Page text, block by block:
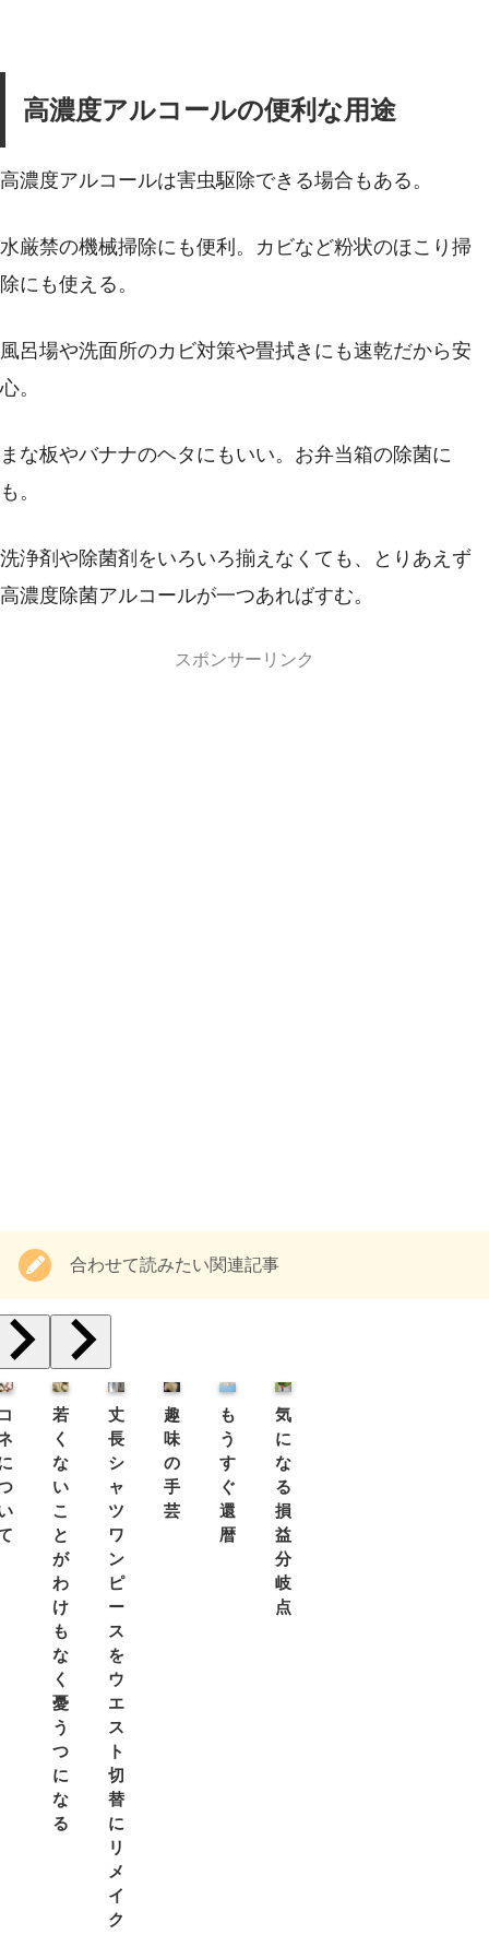
高濃度アルコールの便利な用途
高濃度アルコールは害虫駆除できる場合もある。
水厳禁の機械掃除にも便利。カビなど粉状のほこり掃
除にも使える。
風呂場や洗面所のカビ対策や畳拭きにも速乾だから安
心。
まな板やバナナのヘタにもいい。お弁当箱の除菌に
も。
洗浄剤や除菌剤をいろいろ揃えなくても、とりあえず
高濃度除菌アルコールが一つあればすむ。
スポンサーリンク
合わせて読みたい関連記事
若
く
な
い
こ
と
が
わ
け
も
な
く
憂
う
つ
に
な
る
丈
長
シ
ャ
ツ
ワ
ン
ピ
ー
ス
を
ウ
エ
ス
ト
切
替
に
リ
メ
イ
ク
趣
味
の
手
芸
も
う
す
ぐ
還
暦
気
に
な
る
損
益
分
岐
点